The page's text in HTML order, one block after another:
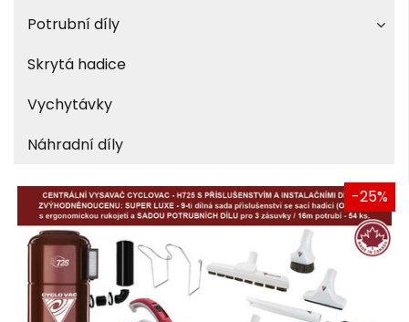
Potrubní díly
Skrytá hadice
Vychytávky
Náhradní díly
-25%